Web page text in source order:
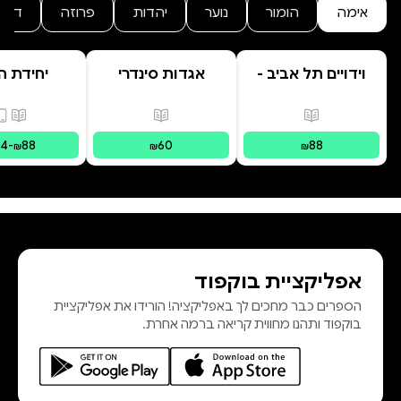
אימה הומור נוער יהדות פרוזה
וידויים תל אביב -
פורמטים זמינים
מודפס
₪88
אגדות סינדרי
פורמטים זמינים
מודפס
₪60
יחידת
-₪88
אפליקציית בוקפוד
הספרים כבר מחכים לך באפליקציה! הורידו את אפליקציית
בוקפוד ותהנו מחווית קריאה ברמה אחרת.